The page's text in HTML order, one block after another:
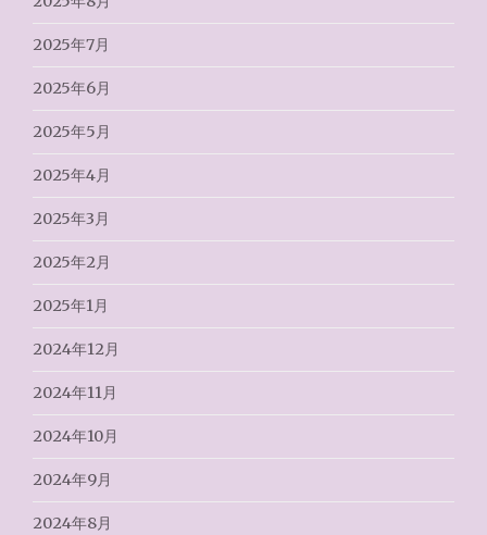
2025年7月
2025年6月
2025年5月
2025年4月
2025年3月
2025年2月
2025年1月
2024年12月
2024年11月
2024年10月
2024年9月
2024年8月